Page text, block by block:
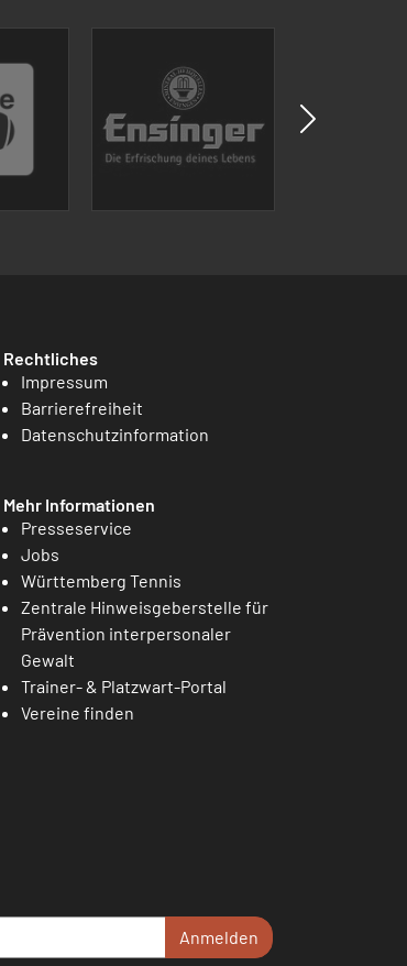
Rechtliches
Impressum
Barrierefreiheit
Datenschutzinformation
Mehr Informationen
Presseservice
Jobs
Württemberg Tennis
Zentrale Hinweisgeberstelle für
Prävention interpersonaler
Gewalt
Trainer- & Platzwart-Portal
Vereine finden
Anmelden